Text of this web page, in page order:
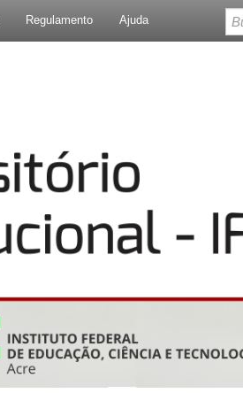
Regulamento Ajuda